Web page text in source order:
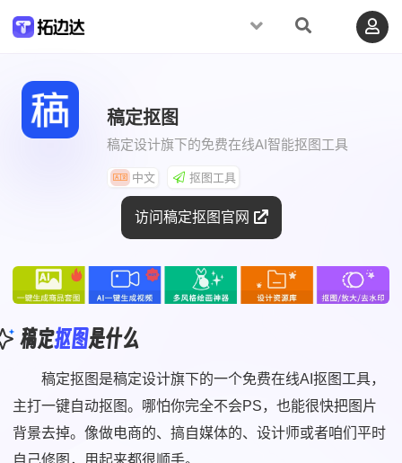
稿定抠图
稿定设计旗下的免费在线AI智能抠图工具
中文 抠图工具
访问稿定抠图官网
稿定抠图是什么
稿定抠图是稿定设计旗下的一个免费在线AI抠图工具，
主打一键自动抠图。哪怕你完全不会PS，也能很快把图片
背景去掉。像做电商的、搞自媒体的、设计师或者咱们平时
自己修图，用起来都很顺手。